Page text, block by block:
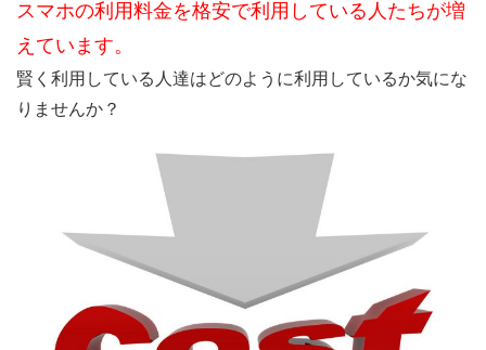
スマホの利用料金を格安で利用している人たちが増
えています。
賢く利用している人達はどのように利用しているか気にな
りませんか？